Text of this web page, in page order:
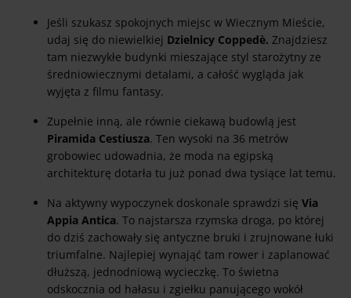
Jeśli szukasz spokojnych miejsc w Wiecznym Mieście,
udaj się do niewielkiej Dzielnicy Coppedè. Znajdziesz
tam niezwykłe budynki mieszające styl starożytny ze
średniowiecznymi detalami, a całość wygląda jak
wyjęta z filmu fantasy.
Zupełnie inną, ale równie ciekawą budowlą jest
Piramida Cestiusza. Ten wysoki na 36 metrów
grobowiec udowadnia, że moda na egipską
architekturę dotarła tu już ponad dwa tysiące lat temu.
Na aktywny wypoczynek doskonale sprawdzi się Via
Appia Antica. To najstarsza rzymska droga, po której
do dziś zachowały się antyczne bruki i zrujnowane łuki
triumfalne. Najlepiej wynająć tam rower i zaplanować
dłuższą, jednodniową wycieczkę. To świetna
odskocznia od hałasu i zgiełku panującego wokół